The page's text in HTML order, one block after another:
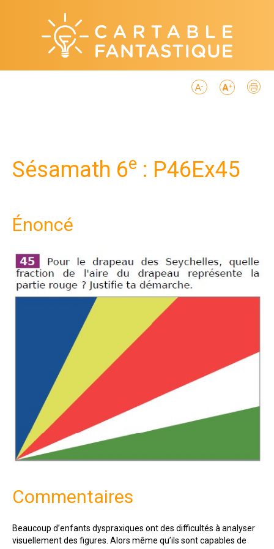
Sésamath 6e : P46Ex45
Énoncé
Commentaires
Beaucoup d’enfants dyspraxiques ont des difficultés à analyser
visuellement des figures. Alors même qu’ils sont capables de